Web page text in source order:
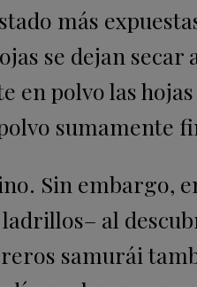
más
se dejan secar
en polvo las
sumamente
Sin embargo,
al
samurái